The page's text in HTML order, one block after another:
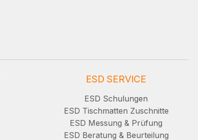
ESD SERVICE
ESD Schulungen
ESD Tischmatten Zuschnitte
ESD Messung & Prüfung
ESD Beratung & Beurteilung